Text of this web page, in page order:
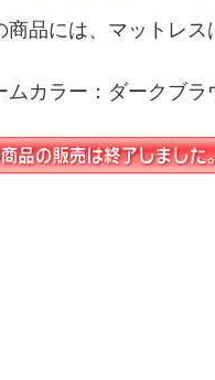
商品には、マットレス
ムカラー：ダークブラ